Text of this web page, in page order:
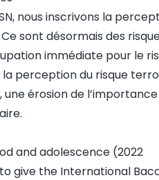
nous inscrivons la
Ce sont désormais des
immédiate pour le
perception du risque
érosion de
and adolescence (2022
give the International